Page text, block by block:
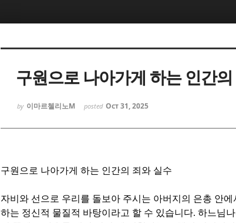
구원으로 나아가게 하는 인간
by 이마르첼리노M posted Oct 31, 2025
구원으로 나아가게 하는 인간의 죄와 실수
자비와 선으로 우리를 돌보아 주시는 아버지의 은총 안
하는 정신적 물질적 바탕이라고 할 수 있습니다. 하느님
Sketchbook5, 스케치북5
Sketchbook5, 스케치북5